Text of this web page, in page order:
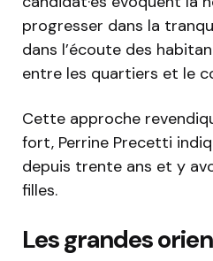
progresser dans la
dans l’écoute des
entre les quartiers et le
Cette approche
fort, Perrine Precetti
depuis trente ans et y
filles.
Les grandes